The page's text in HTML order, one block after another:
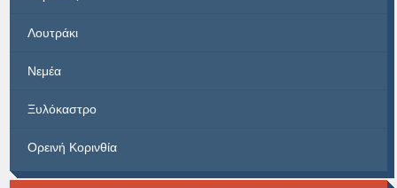
Λουτράκι
Νεμέα
Ξυλόκαστρο
Ορεινή Κορινθία